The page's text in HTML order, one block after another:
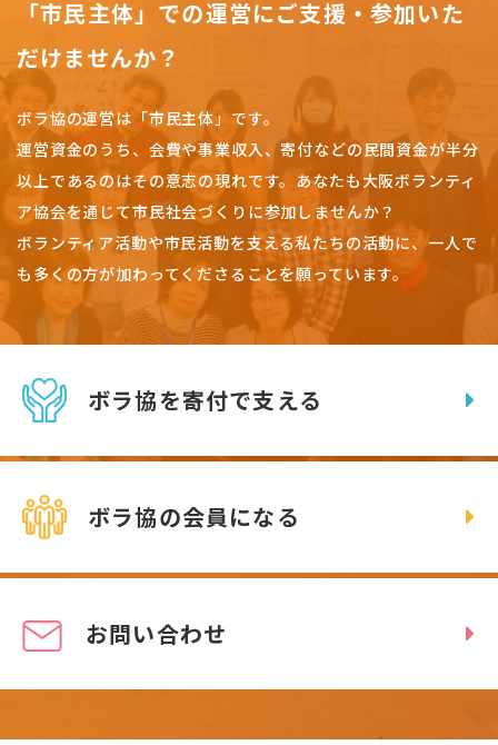
「市民主体」での運営にご支援・参加いた
だけませんか？
ボラ協の運営は「市民主体」です。
運営資金のうち、会費や事業収入、寄付などの民間資金が半分
以上であるのはその意志の現れです。 あなたも大阪ボランティ
ア協会を通じて市民社会づくりに参加しませんか？
ボランティア活動や市民活動を支える私たちの活動に、一人で
も多くの方が加わってくださることを願っています。
ボラ協を寄付で支える
ボラ協の会員になる
お問い合わせ